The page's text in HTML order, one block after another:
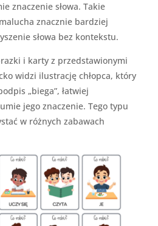
znaczenie słowa. Takie
znacznie bardziej
słowa bez kontekstu.
i karty z przedstawionymi
widzi ilustrację chłopca, który
„biega”, łatwiej
jego znaczenie. Tego typu
w różnych zabawach